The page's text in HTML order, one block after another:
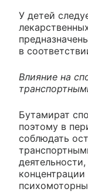
У детей
в
Влияние на
Бутамират
поэтому в
соблюдать